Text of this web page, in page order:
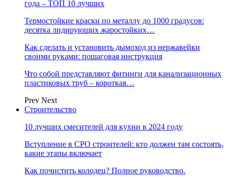
года – ТОП 10 лучших
Термостойкие краски по металлу до 1000 градусов:
десятка лидирующих жаростойких…
Как сделать и установить дымоход из нержавейки
своими руками: пошаговая инструкция
Что собой представляют фитинги для канализационных
пластиковых труб – короткая…
Prev Next
Строительство
10 лучших смесителей для кухни в 2024 году
Вступление в СРО строителей: кто должен там состоять,
какие этапы включает
Как почистить колодец? Полное руководство.